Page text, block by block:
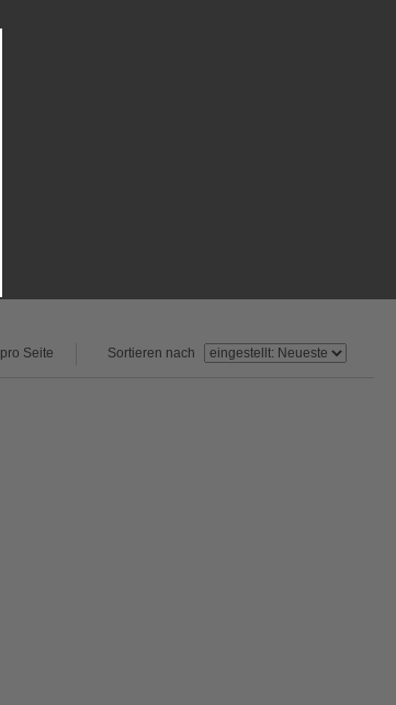
pro Seite Sortieren nach